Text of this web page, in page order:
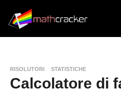
RISOLUTORI STATISTICHE
Calcolatore di